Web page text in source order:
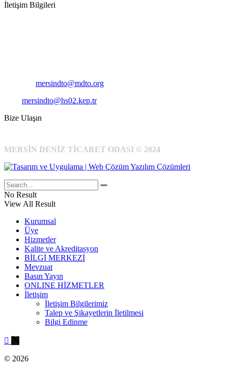
İletişim Bilgileri
mersindto@mdto.org
mersindto@hs02.kep.tr
Bize Ulaşın
MERSİN DENİZ TİCARET ODASI © 2024
No Result
View All Result
Kurumsal
Üye
Hizmetler
Kalite ve Akreditasyon
BİLGİ MERKEZİ
Mevzuat
Basın Yayın
ONLINE HİZMETLER
İletişim
İletişim Bilgilerimiz
Talep ve Şikayetlerin İletilmesi
Bilgi Edinme
© 2026